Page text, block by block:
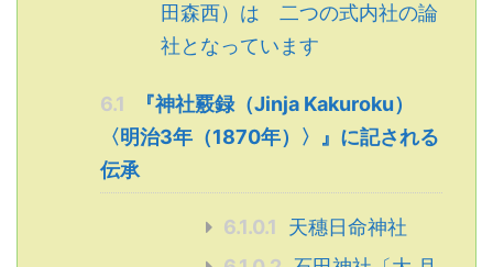
田森西）は 二つの式内社の論
社となっています
6.1
『神社覈録（Jinja Kakuroku）
〈明治3年（1870年）〉』に記される
伝承
6.1.0.1
天穗日命神社